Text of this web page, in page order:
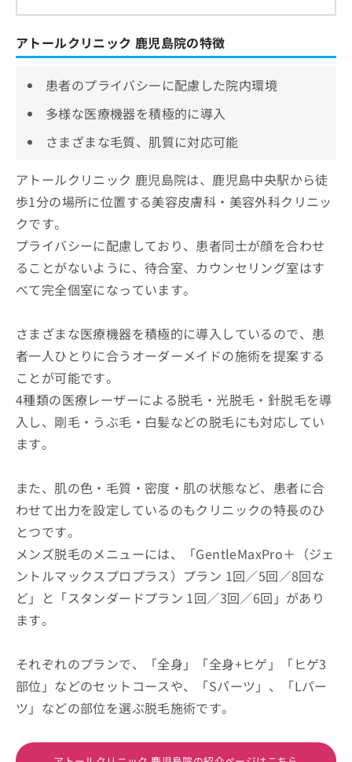
アトールクリニック 鹿児島院の特徴
患者のプライバシーに配慮した院内環境
多様な医療機器を積極的に導入
さまざまな毛質、肌質に対応可能
アトールクリニック 鹿児島院は、鹿児島中央駅から徒
歩1分の場所に位置する美容皮膚科・美容外科クリニッ
クです。
プライバシーに配慮しており、患者同士が顔を合わせ
ることがないように、待合室、カウンセリング室はす
べて完全個室になっています。
さまざまな医療機器を積極的に導入しているので、患
者一人ひとりに合うオーダーメイドの施術を提案する
ことが可能です。
4種類の医療レーザーによる脱毛・光脱毛・針脱毛を導
入し、剛毛・うぶ毛・白髪などの脱毛にも対応してい
ます。
また、肌の色・毛質・密度・肌の状態など、患者に合
わせて出力を設定しているのもクリニックの特長のひ
とつです。
メンズ脱毛のメニューには、「GentleMaxPro＋（ジェ
ントルマックスプロプラス）プラン 1回／5回／8回な
ど」と「スタンダードプラン 1回／3回／6回」があり
ます。
それぞれのプランで、「全身」「全身+ヒゲ」「ヒゲ3
部位」などのセットコースや、「Sパーツ」、「Lパー
ツ」などの部位を選ぶ脱毛施術です。